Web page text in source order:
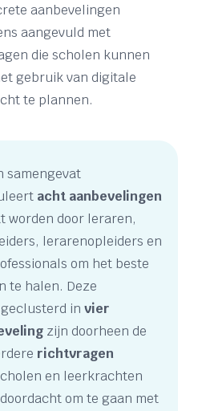
aanbevelingen
aangevuld met
die scholen kunnen
gebruik van digitale
te plannen.
samengevat
acht aanbevelingen
worden door leraren,
lerarenopleiders en
om het beste
te halen. Deze
in vier
zijn doorheen de
richtvragen
en leerkrachten
om te gaan met